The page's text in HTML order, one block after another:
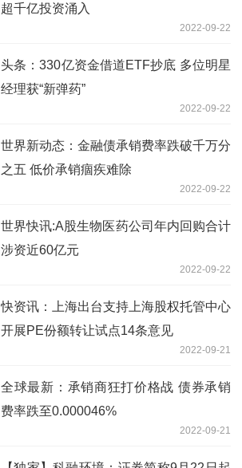
超千亿投资涌入
2022-09-22
头条：330亿资金借道ETF抄底 多位明星
经理获“新弹药”
2022-09-22
世界新动态：金融债承销费率跌破千万分
之五 低价承销痼疾难除
2022-09-22
世界快讯:A股生物医药公司年内回购合计
涉资近60亿元
2022-09-22
快资讯：上海出台支持上海股权托管中心
开展PE份额转让试点14条意见
2022-09-21
全球最新：承销商狂打价格战 债券承销
费率跌至0.000046%
2022-09-21